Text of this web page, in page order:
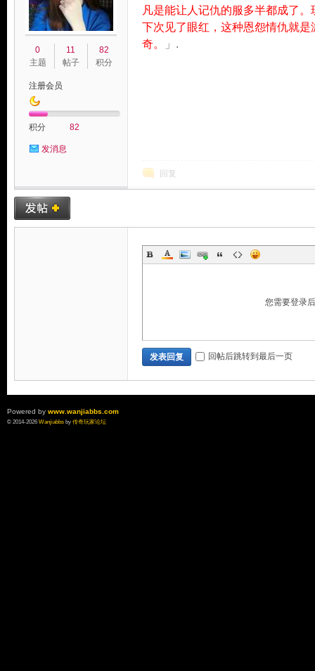
0
主题
11
帖子
82
积分
注册会员
积分 82
发消息
凡是能让人记仇的服多半都成了
下次见了眼红，这种恩怨情仇就
奇。
」.
回复
您需要登录
发表回复 回帖后跳转到最后一页
Powered by www.wanjiabbs.com
© 2014-2026 Wanjiabbsby 传奇玩家论坛